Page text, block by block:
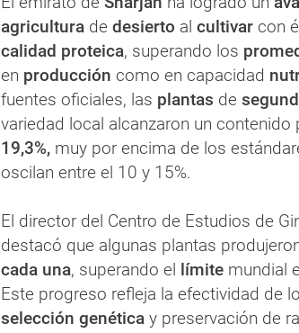
agricultura de desierto al cultivar con
calidad proteica, superando los
en producción como en capacidad
fuentes oficiales, las plantas de
variedad local alcanzaron un
19,3%, muy por encima de los
oscilan entre el 10 y 15%.
El director del Centro de Estudios de
destacó que algunas plantas
cada una, superando el límite mundial
Este progreso refleja la efectividad de
selección genética y preservación de